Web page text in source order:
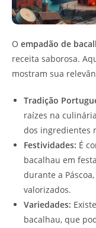
O empadão de
receita saborosa.
mostram sua
Tradição
raízes na
dos ingredientes
Festividades: É
bacalhau em
durante a
valorizados.
Variedades:
bacalhau, que